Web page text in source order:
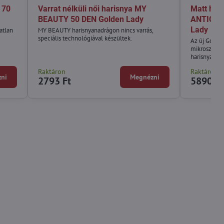
Varrat nélküli női harisnya MY
BEAUTY 50 DEN Golden Lady
MY BEAUTY harisnyanadrágon nincs varrás,
speciális technológiával készültek.
Raktáron
2793 Ft Megnézni
Matt
Lady
Az új
Raktáron
5890 Ft